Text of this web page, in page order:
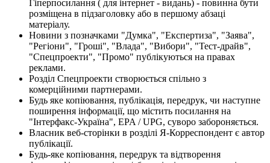
Гіперпосилання ( для інтернет - видань) - повинна бути
розміщена в підзаголовку або в першому абзаці
матеріалу.
Новини з позначками "Думка", "Експертиза", "Заява",
"Регіони", "Гроші", "Влада", "Вибори", "Тест-драйв",
"Спецпроекти", "Промо" публікуються на правах
реклами.
Розділ Спецпроекти створюється спільно з
комерційними партнерами.
Будь яке копіювання, публікація, передрук, чи наступне
поширення інформації, що містить посилання на
"Інтерфакс-Україна", EPA / UPG, суворо забороняється.
Власник веб-сторінки в розділі Я-Корреспондент є автор
публікації.
Будь-яке копіювання, передрук та відтворення